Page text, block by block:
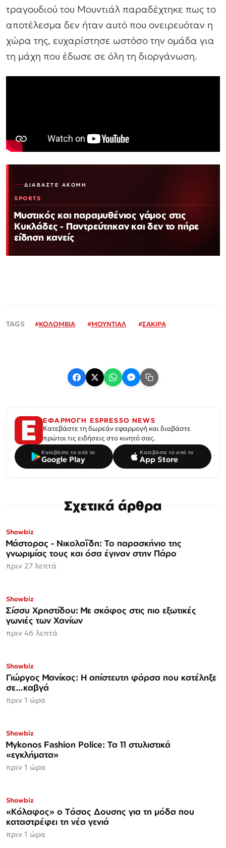
τραγουδιού του Μουντιάλ παραδέχτηκε πως το
αποτέλεσμα δεν ήταν αυτό που ονειρευόταν η
χώρα της, ευχαρίστησε ωστόσο την ομάδα για
τη μάχη που έδωσε σε όλη τη διοργάνωση.
ΔΙΑΒΆΣΤΕ ΑΚΌΜΗ
SPORTS
Μυστικός και παραμυθένιος γάμος στις
Κυκλάδες - Παντρεύτηκαν και δεν το πήρε
είδηση κανείς
#ΚΟΛΟΜΒΙΑ #ΜΟΥΝΤΙΑΛ #ΣΑΚΙΡΑ
ΕΦΑΡΜΟΓΗ ESPRESSO NEWS
Κατεβάστε τη δωρεάν εφαρμογή και διαβάστε
πρώτοι τις ειδήσεις στο κινητό σας.
Κατεβάστε το από το
Google Play
Κατεβάστε το από το
App Store
Σχετικά άρθρα
Showbiz
Μάστορας - Νικολαΐδη: Το παρασκήνιο της
γνωριμίας τους και όσα έγιναν στην Πάρο
πριν 27 λεπτά
Showbiz
Σίσσυ Χρηστίδου: Με σκάφος στις πιο εξωτικές
γωνιές των Χανίων
πριν 46 λεπτά
Showbiz
Γιώργος Μανίκας: Η απίστευτη φάρσα που κατέληξε
σε…καβγά
πριν 1 ώρα
Showbiz
Mykonos Fashion Police: Τα 11 στυλιστικά
«εγκλήματα»
πριν 1 ώρα
Showbiz
«Κόλαφος» o Tάσος Δουσης για τη μόδα που
καταστρέφει τη νέα γενιά
πριν 1 ώρα